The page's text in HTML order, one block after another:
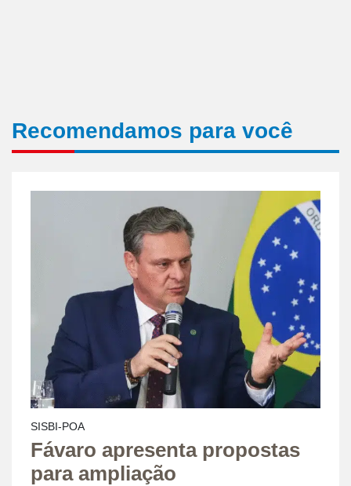
Recomendamos para você
SISBI-POA
Fávaro apresenta propostas
para ampliação